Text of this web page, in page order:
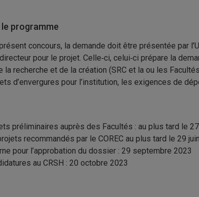
programme
concours, la demande doit être présentée par
pour le projet. Celle‐ci, celui‐ci prépare la
la recherche et de la création (SRC et la ou les
d’envergures pour l’institution, les exigences de
préliminaires auprès des Facultés : au plus tard le
recommandés par le COREC au plus tard le 29
pour l’approbation du dossier : 29 septembre 2023
au CRSH : 20 octobre 2023